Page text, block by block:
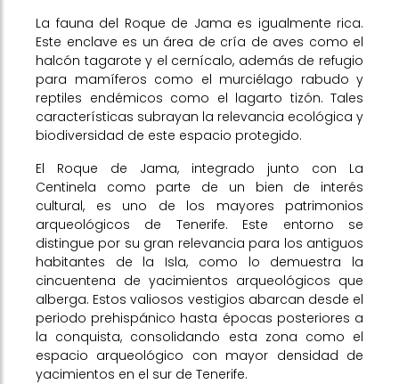
La fauna del Roque de Jama es igualmente rica.
Este enclave es un área de cría de aves como el
halcón tagarote y el cernícalo, además de refugio
para mamíferos como el murciélago rabudo y
reptiles endémicos como el lagarto tizón. Tales
características subrayan la relevancia ecológica y
biodiversidad de este espacio protegido.
El Roque de Jama, integrado junto con La
Centinela como parte de un bien de interés
cultural, es uno de los mayores patrimonios
arqueológicos de Tenerife. Este entorno se
distingue por su gran relevancia para los antiguos
habitantes de la Isla, como lo demuestra la
cincuentena de yacimientos arqueológicos que
alberga. Estos valiosos vestigios abarcan desde el
periodo prehispánico hasta épocas posteriores a
la conquista, consolidando esta zona como el
espacio arqueológico con mayor densidad de
yacimientos en el sur de Tenerife.